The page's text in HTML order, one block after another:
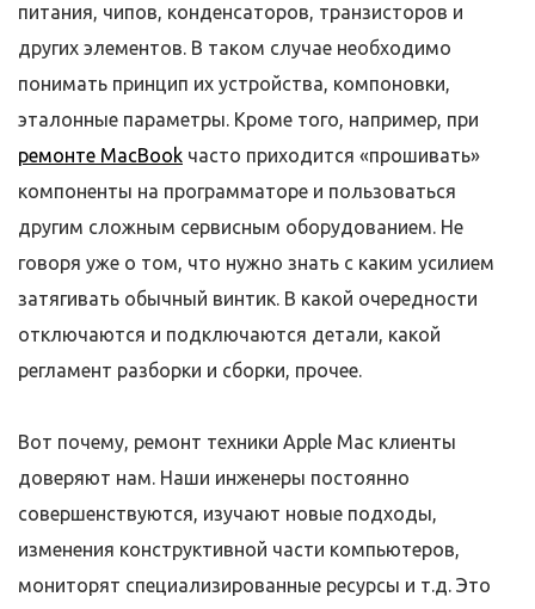
питания, чипов, конденсаторов, транзисторов и
других элементов. В таком случае необходимо
понимать принцип их устройства, компоновки,
эталонные параметры. Кроме того, например, при
ремонте MacBook часто приходится «прошивать»
компоненты на программаторе и пользоваться
другим сложным сервисным оборудованием. Не
говоря уже о том, что нужно знать с каким усилием
затягивать обычный винтик. В какой очередности
отключаются и подключаются детали, какой
регламент разборки и сборки, прочее.
Вот почему, ремонт техники Apple Mac клиенты
доверяют нам. Наши инженеры постоянно
совершенствуются, изучают новые подходы,
изменения конструктивной части компьютеров,
мониторят специализированные ресурсы и т.д. Это